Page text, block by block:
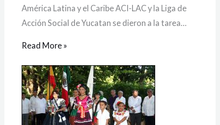
América Latina y el Caribe ACI-LAC y la Liga de
Acción Social de Yucatan se dieron a la tarea…
Read More »